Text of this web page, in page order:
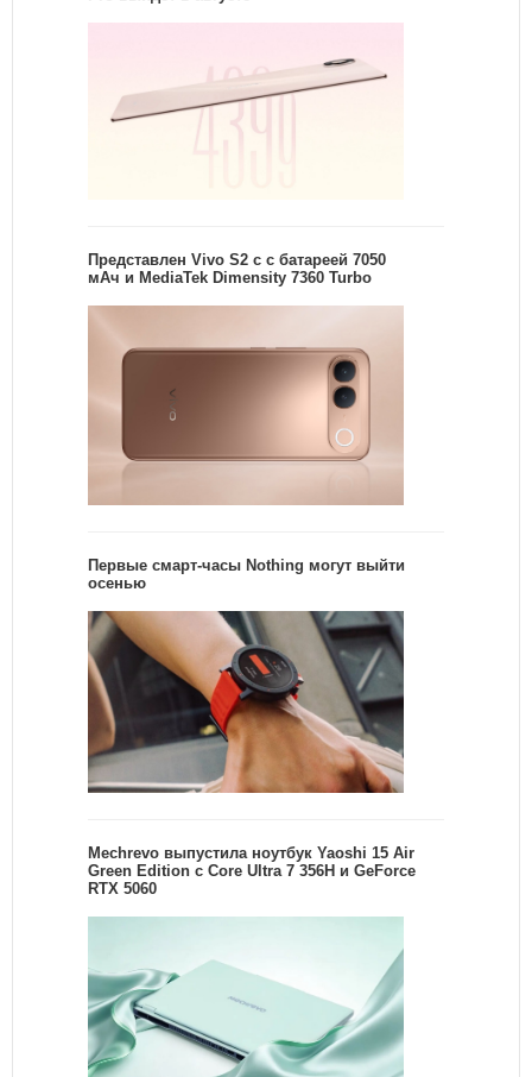
Представлен Vivo S2 с с батареей 7050
мАч и MediaTek Dimensity 7360 Turbo
Первые смарт-часы Nothing могут выйти
осенью
Mechrevo выпустила ноутбук Yaoshi 15 Air
Green Edition с Core Ultra 7 356H и GeForce
RTX 5060